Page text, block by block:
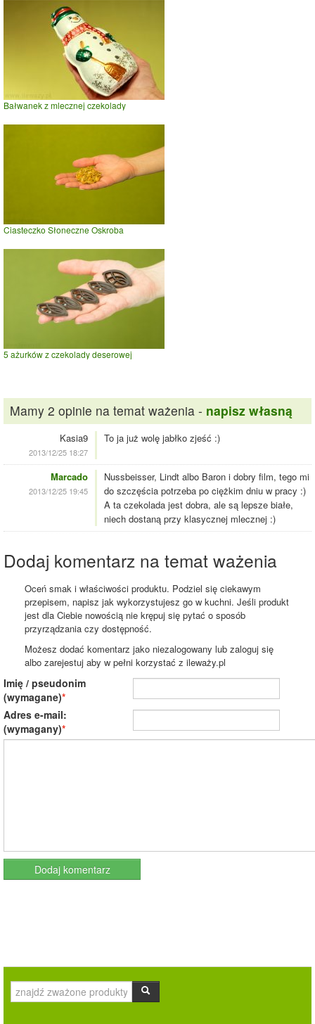
Bałwanek z mlecznej czekolady
Ciasteczko Słoneczne Oskroba
5 ażurków z czekolady deserowej
Mamy 2 opinie na temat ważenia - napisz własną
Kasia9
2013/12/25 18:27
To ja już wolę jabłko zjeść :)
Marcado
2013/12/25 19:45
Nussbeisser, Lindt albo Baron i dobry film, tego mi
do szczęścia potrzeba po ciężkim dniu w pracy :)
A ta czekolada jest dobra, ale są lepsze białe,
niech dostaną przy klasycznej mlecznej :)
Dodaj komentarz na temat ważenia
Oceń smak i właściwości produktu. Podziel się ciekawym
przepisem, napisz jak wykorzystujesz go w kuchni. Jeśli produkt
jest dla Ciebie nowością nie krępuj się pytać o sposób
przyrządzania czy dostępność.
Możesz dodać komentarz jako niezalogowany lub zaloguj się
albo zarejestuj aby w pełni korzystać z ileważy.pl
Imię / pseudonim
(wymagane)
Adres e-mail:
(wymagany)